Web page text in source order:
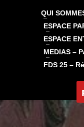
QUI
ESPACE
ESPACE
MEDIAS –
FDS 25 –